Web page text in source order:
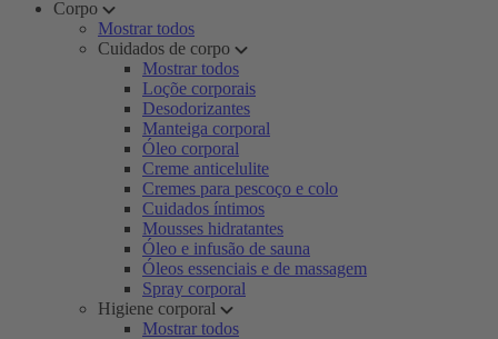
Corpo
Mostrar todos
Cuidados de corpo
Mostrar todos
Loçõe corporais
Desodorizantes
Manteiga corporal
Óleo corporal
Creme anticelulite
Cremes para pescoço e colo
Cuidados íntimos
Mousses hidratantes
Óleo e infusão de sauna
Óleos essenciais e de massagem
Spray corporal
Higiene corporal
Mostrar todos